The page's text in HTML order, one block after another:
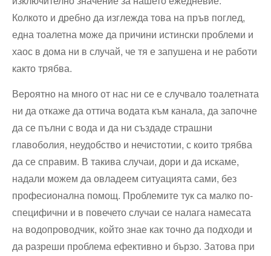
Колкото и дребно да изглежда това на пръв поглед,
една тоалетна може да причини истински проблеми и
хаос в дома ни в случай, че тя е запушена и не работи
както трябва.
Вероятно на много от нас ни се е случвало тоалетната
ни да откаже да оттича водата към канала, да започне
да се пълни с вода и да ни създаде страшни
главоболия, неудобство и нечистотии, с които трябва
да се справим. В такива случаи, дори и да искаме,
надали можем да овладеем ситуацията сами, без
професионална помощ. Проблемите тук са малко по-
специфични и в повечето случаи се налага намесата
на водопроводчик, който знае как точно да подходи и
да разреши проблема ефективно и бързо. Затова при